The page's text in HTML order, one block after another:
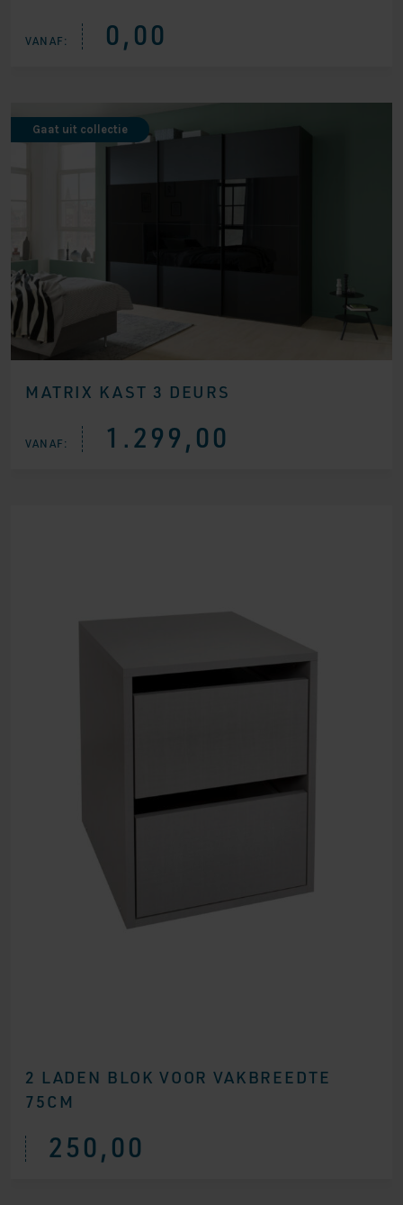
VANAF: 0,00
MATRIX KAST 3 DEURS
Gaat uit collectie
VANAF: 1.299,00
2 LADEN BLOK VOOR VAKBREEDTE
75CM
250,00